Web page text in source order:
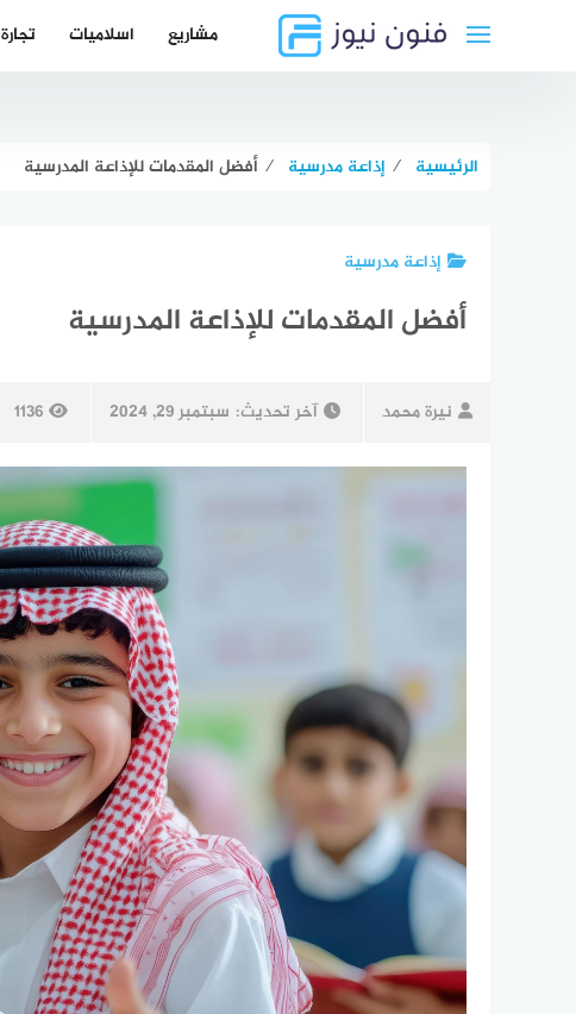
مشاريع اسلاميات تجارة
الرئيسية ⁄ إذاعة مدرسية ⁄ أفضل المقدمات للإذاعة المدرسية
إذاعة مدرسية
أفضل المقدمات للإذاعة المدرسية
نيرة محمد آخر تحديث: سبتمبر 29, 2024 1136